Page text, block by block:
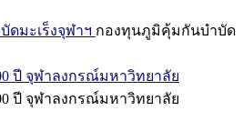
มะเร็งจุฬาฯ กองทุนภูมิคุ้มกันบำบัด
ปี จุฬาลงกรณ์มหาวิทยาลัย
ปี จุฬาลงกรณ์มหาวิทยาลัย